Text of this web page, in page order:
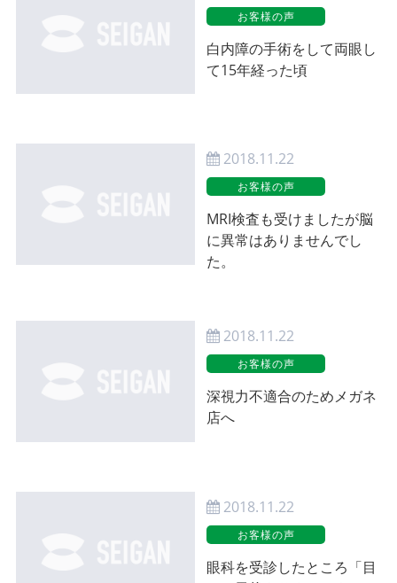
お客様の声
白内障の手術をして両眼し
て15年経った頃
2018.11.22
お客様の声
MRI検査も受けましたが脳
に異常はありませんでし
た。
2018.11.22
お客様の声
深視力不適合のためメガネ
店へ
2018.11.22
お客様の声
眼科を受診したところ「目